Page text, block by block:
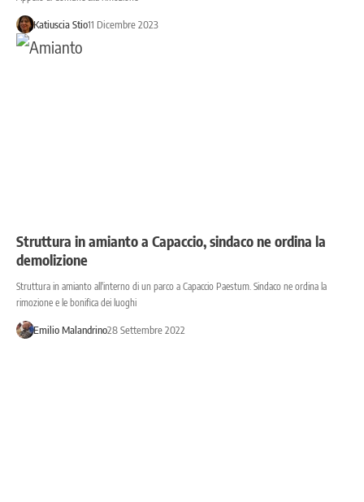
Katiuscia Stio11 Dicembre 2023
Struttura in amianto a Capaccio, sindaco ne ordina la
demolizione
Struttura in amianto all'interno di un parco a Capaccio Paestum. Sindaco ne ordina la
rimozione e le bonifica dei luoghi
Emilio Malandrino28 Settembre 2022